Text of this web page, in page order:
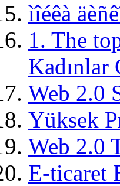
ìîéêà
1. The
Kadınlar
Web 2.0
Yüksek
Web 2.0
E-ticaret